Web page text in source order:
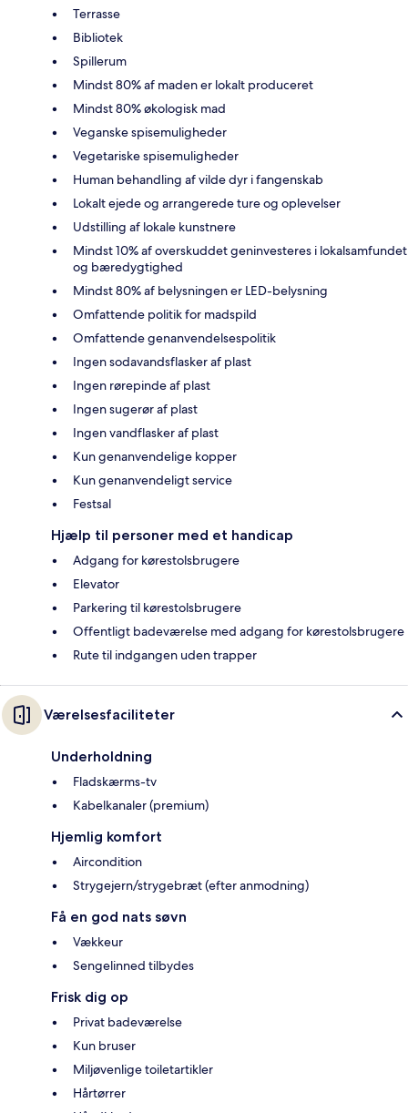
Terrasse
Bibliotek
Spillerum
Mindst 80% af maden er lokalt produceret
Mindst 80% økologisk mad
Veganske spisemuligheder
Vegetariske spisemuligheder
Human behandling af vilde dyr i fangenskab
Lokalt ejede og arrangerede ture og oplevelser
Udstilling af lokale kunstnere
Mindst 10% af overskuddet geninvesteres i lokalsamfundet
og bæredygtighed
Mindst 80% af belysningen er LED-belysning
Omfattende politik for madspild
Omfattende genanvendelsespolitik
Ingen sodavandsflasker af plast
Ingen rørepinde af plast
Ingen sugerør af plast
Ingen vandflasker af plast
Kun genanvendelige kopper
Kun genanvendeligt service
Festsal
Hjælp til personer med et handicap
Adgang for kørestolsbrugere
Elevator
Parkering til kørestolsbrugere
Offentligt badeværelse med adgang for kørestolsbrugere
Rute til indgangen uden trapper
Værelsesfaciliteter
Underholdning
Fladskærms-tv
Kabelkanaler (premium)
Hjemlig komfort
Aircondition
Strygejern/strygebræt (efter anmodning)
Få en god nats søvn
Vækkeur
Sengelinned tilbydes
Frisk dig op
Privat badeværelse
Kun bruser
Miljøvenlige toiletartikler
Hårtørrer